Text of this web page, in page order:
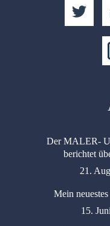
Der MALER-
berichtet
21.
Mein
15.